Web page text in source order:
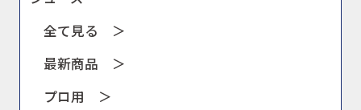
全て見る ＞
最新商品 ＞
プロ用 ＞